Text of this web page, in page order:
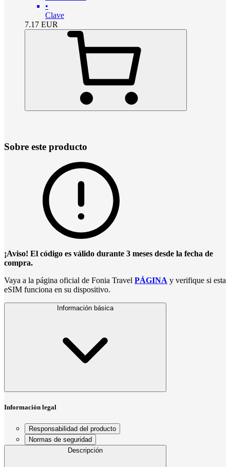
•
Clave
7.17 EUR
Sobre este producto
¡Aviso! El código es válido durante 3 meses desde la fecha de
compra.
Vaya a la página oficial de Fonia Travel PÁGINA y verifique si esta
eSIM funciona en su dispositivo.
Información básica
Información legal
Responsabilidad del producto
Normas de seguridad
Descripción